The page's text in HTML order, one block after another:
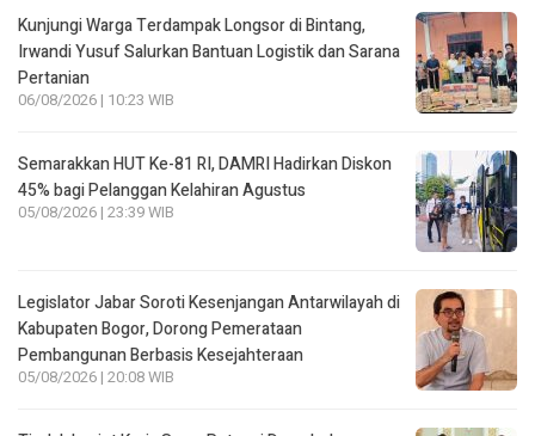
Kunjungi Warga Terdampak Longsor di Bintang,
Irwandi Yusuf Salurkan Bantuan Logistik dan Sarana
Pertanian
06/08/2026 | 10:23 WIB
Semarakkan HUT Ke-81 RI, DAMRI Hadirkan Diskon
45% bagi Pelanggan Kelahiran Agustus
05/08/2026 | 23:39 WIB
Legislator Jabar Soroti Kesenjangan Antarwilayah di
Kabupaten Bogor, Dorong Pemerataan
Pembangunan Berbasis Kesejahteraan
05/08/2026 | 20:08 WIB